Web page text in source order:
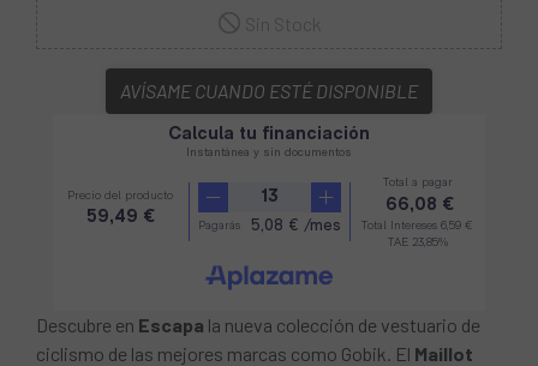
AVÍSAME CUANDO ESTÉ DISPONIBLE
Descubre en Escapa la nueva colección de vestuario de
ciclismo de las mejores marcas como Gobik. El Maillot